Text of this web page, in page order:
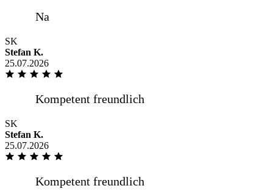
SK
Stefan K.
25.07.2026
SK
Stefan K.
25.07.2026